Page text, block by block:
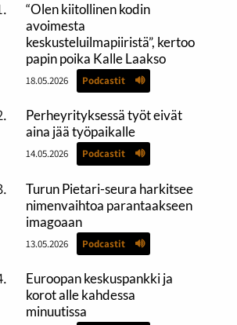
“Olen kiitollinen kodin
avoimesta
keskusteluilmapiiristä”, kertoo
papin poika Kalle Laakso
18.05.2026 Podcastit
Perheyrityksessä työt eivät
aina jää työpaikalle
14.05.2026 Podcastit
Turun Pietari-seura harkitsee
nimenvaihtoa parantaakseen
imagoaan
13.05.2026 Podcastit
Euroopan keskuspankki ja
korot alle kahdessa
minuutissa